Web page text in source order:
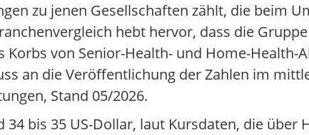
zu jenen Gesellschaften zählt, die beim
hebt hervor, dass die
von Senior-Health- und Home-Health-
an die Veröffentlichung der Zahlen im
Stand 05/2026.
bis 35 US-Dollar, laut Kursdaten, die über